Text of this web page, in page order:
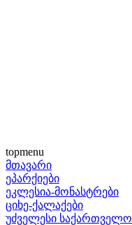
topmenu
მთავარი
ეპარქიები
ეკლესია-მონასტრები
ციხე-ქალაქები
უძველესი საქართველო